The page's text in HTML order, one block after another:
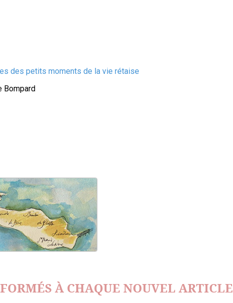
des petits moments de la vie rétaise
Bompard
À CHAQUE NOUVEL ARTICLE